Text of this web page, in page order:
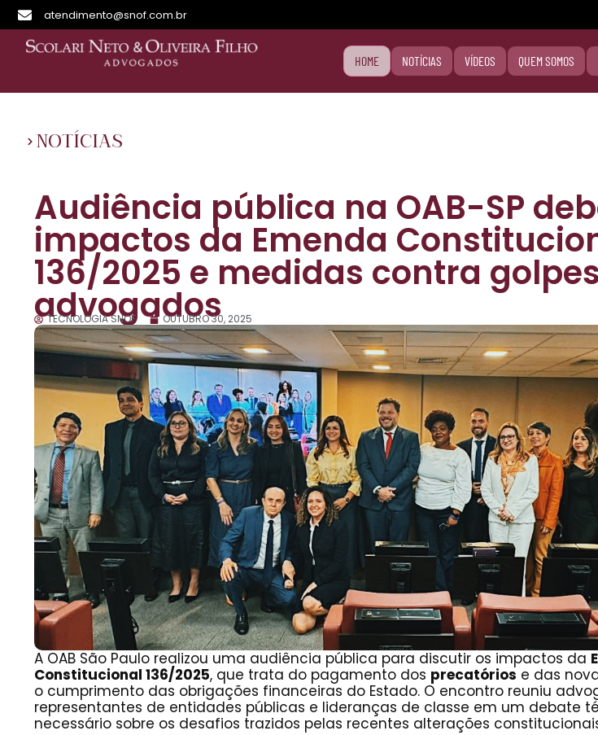
atendimento@snof.com.br
HOME NOTÍCIAS VÍDEOS QUEM SOMOS
NOTÍCIAS
Audiência pública na OAB-SP
impactos da Emenda
136/2025 e medidas contra
advogados
TECNOLOGIA SNOF OUTUBRO 30, 2025
A OAB São Paulo realizou uma audiência pública para discutir os impactos da
Constitucional 136/2025, que trata do pagamento dos precatórios e das
o cumprimento das obrigações financeiras do Estado. O encontro reuniu
representantes de entidades públicas e lideranças de classe em um debate
necessário sobre os desafios trazidos pelas recentes alterações